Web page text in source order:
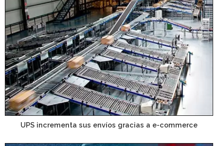
UPS incrementa sus envíos gracias a e-commerce